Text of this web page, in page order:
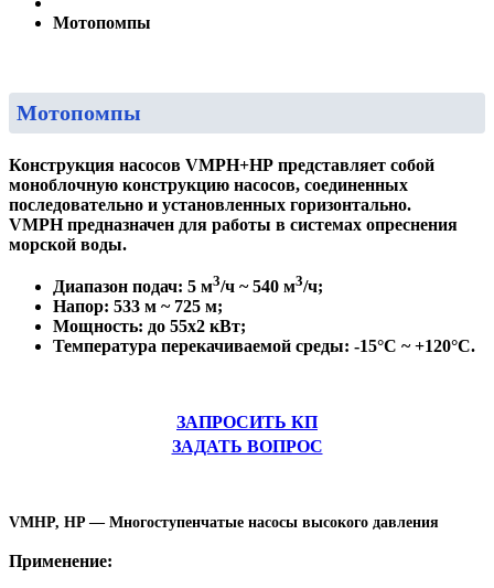
Мотопомпы
Мотопомпы
Конструкция насосов VMPH+HP представляет собой
моноблочную конструкцию насосов, соединенных
последовательно и установленных горизонтально.
VMPHпредназначен для работы в системах опреснения
морской воды.
Диапазон подач: 5 м3/ч ~ 540 м3/ч;
Напор: 533 м ~ 725 м;
Мощность: до 55х2 кВт;
Температура перекачиваемой среды: -15°С ~ +120°С.
ЗАПРОСИТЬ КП
ЗАДАТЬ ВОПРОС
VMHP, HP — Многоступенчатые насосы высокого давления
Применение: